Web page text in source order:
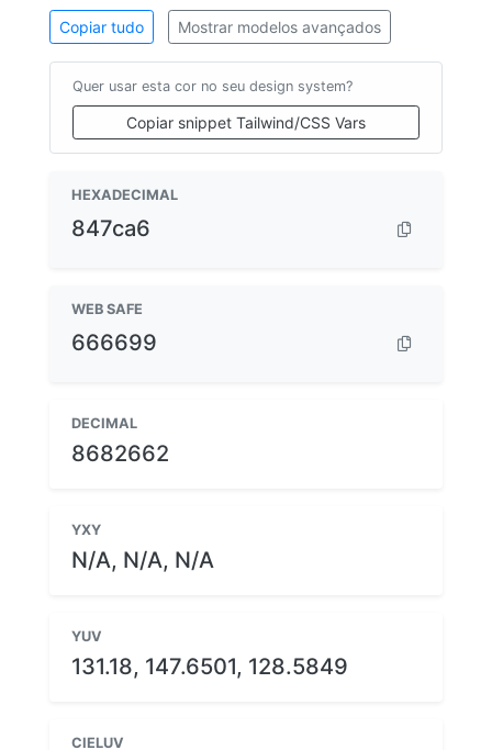
Copiar tudo Mostrar modelos avançados
Quer usar esta cor no seu design system?
Copiar snippet Tailwind/CSS Vars
HEXADECIMAL
847ca6
WEB SAFE
666699
DECIMAL
8682662
YXY
N/A, N/A, N/A
YUV
131.18, 147.6501, 128.5849
CIELUV